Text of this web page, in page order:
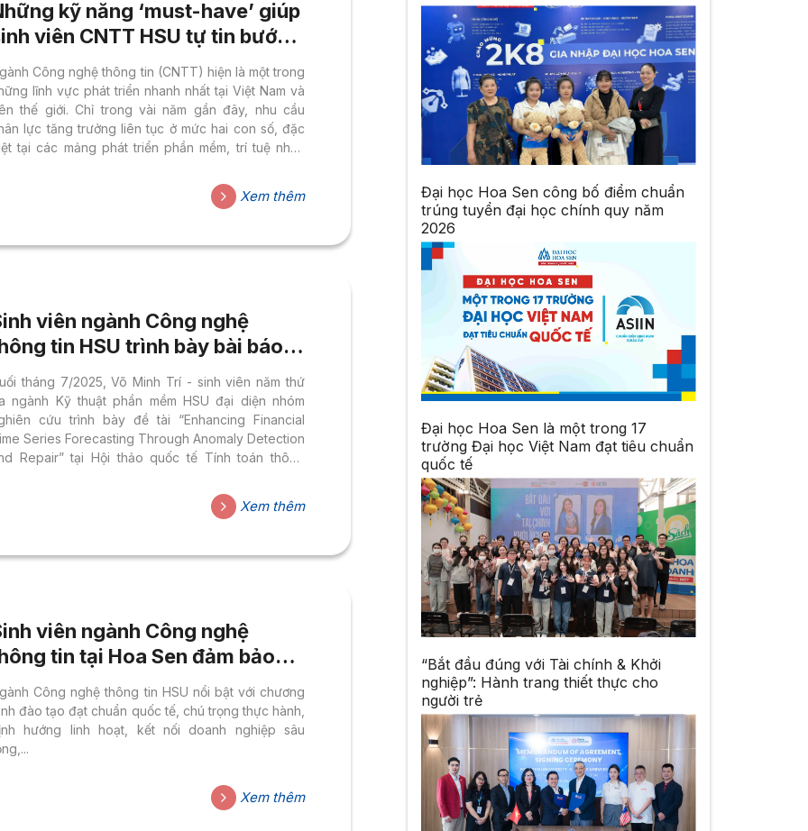
kỹ năng ‘must-have’ giúp
viên CNTT HSU tự tin bước
thị trường việc làm toàn cầu
Công nghệ thông tin (CNTT) hiện là một trong
lĩnh vực phát triển nhanh nhất tại Việt Nam và
thế giới. Chỉ trong vài năm gần đây, nhu cầu
lực tăng trưởng liên tục ở mức hai con số, đặc
tại các mảng phát triển phần mềm, trí tuệ nhân
vạn vật (IoT). Cơ hội nghề nghiệp trong
Công nghệ thông tin luôn rộng mở, nhưng để
lẫn quốc...
Xem thêm
viên ngành Công nghệ
tin HSU trình bày bài báo
học tại Hội nghị Quốc tế
2025
tháng 7/2025, Võ Minh Trí - sinh viên năm thứ
ngành Kỹ thuật phần mềm HSU đại diện nhóm
cứu trình bày đề tài “Enhancing Financial
Series Forecasting Through Anomaly Detection
Repair” tại Hội thảo quốc tế Tính toán thông
Xem thêm
viên ngành Công nghệ
tin tại Hoa Sen đảm bảo
có việc làm đúng chuyên
Công nghệ thông tin HSU nổi bật với chương
đào tạo đạt chuẩn quốc tế, chú trọng thực hành,
hướng linh hoạt, kết nối doanh nghiệp sâu
Xem thêm
Đại học Hoa Sen công bố điểm chuẩn
trúng tuyển đại học chính quy năm
2026
Đại học Hoa Sen là một trong 17
trường Đại học Việt Nam đạt tiêu chuẩn
quốc tế
“Bắt đầu đúng với Tài chính & Khởi
nghiệp”: Hành trang thiết thực cho
người trẻ